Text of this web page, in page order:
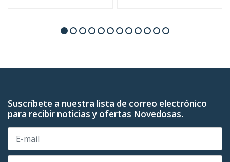
Suscríbete a nuestra lista de correo electrónico
para recibir noticias y ofertas Novedosas.